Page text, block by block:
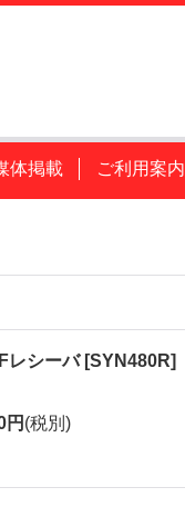
体掲載 ご利用案内
シーバ [SYN480R]
円 (税別)